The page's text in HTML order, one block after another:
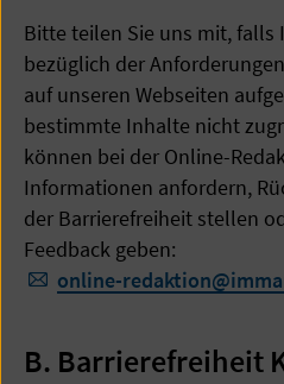
Bitte teilen Sie uns mit, falls
bezüglich der
auf unseren Webseiten
bestimmte Inhalte nicht
können bei der Online-
Informationen anfordern,
der Barrierefreiheit stellen
Feedback geben:
online-redaktion@
B. Barrierefreiheit